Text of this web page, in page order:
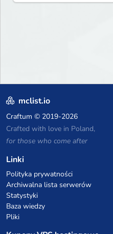
mclist.io
Craftum © 2019-2026
Crafted with love in Poland,
for those who come after
Linki
Polityka prywatności
Archiwalna lista serwerów
Statystyki
Baza wiedzy
Pliki